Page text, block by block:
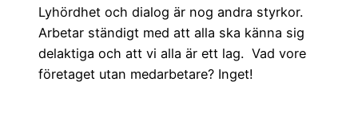
Lyhördhet och dialog är nog andra styrkor.
Arbetar ständigt med att alla ska känna sig
delaktiga och att vi alla är ett lag. Vad vore
företaget utan medarbetare? Inget!